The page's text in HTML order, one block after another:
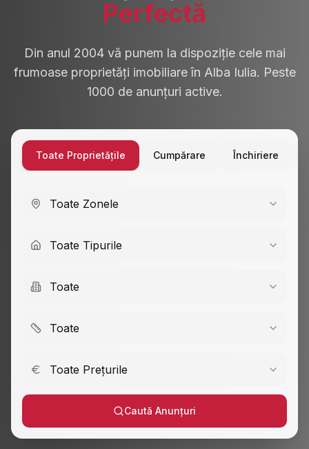
Perfectă
Din anul 2004 vă punem la dispoziție cele mai
frumoase proprietăți imobiliare în Alba Iulia. Peste
1000 de anunțuri active.
Toate Proprietățile Cumpărare Închiriere
Toate Zonele
Toate Tipurile
Toate
Toate
Toate Prețurile
Caută Anunțuri